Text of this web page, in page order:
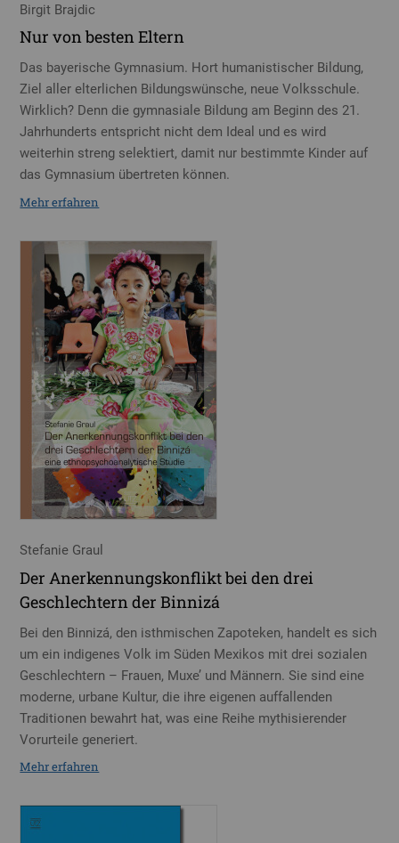
Birgit Brajdic
Nur von besten Eltern
Das bayerische Gymnasium. Hort humanistischer Bildung,
Ziel aller elterlichen Bildungswünsche, neue Volksschule.
Wirklich? Denn die gymnasiale Bildung am Beginn des 21.
Jahrhunderts entspricht nicht dem Ideal und es wird
weiterhin streng selektiert, damit nur bestimmte Kinder auf
das Gymnasium übertreten können.
Mehr erfahren
Stefanie Graul
Der Anerkennungskonflikt bei den drei
Geschlechtern der Binnizá
Bei den Binnizá, den isthmischen Zapoteken, handelt es sich
um ein indigenes Volk im Süden Mexikos mit drei sozialen
Geschlechtern – Frauen, Muxe’ und Männern. Sie sind eine
moderne, urbane Kultur, die ihre eigenen auffallenden
Traditionen bewahrt hat, was eine Reihe mythisierender
Vorurteile generiert.
Mehr erfahren